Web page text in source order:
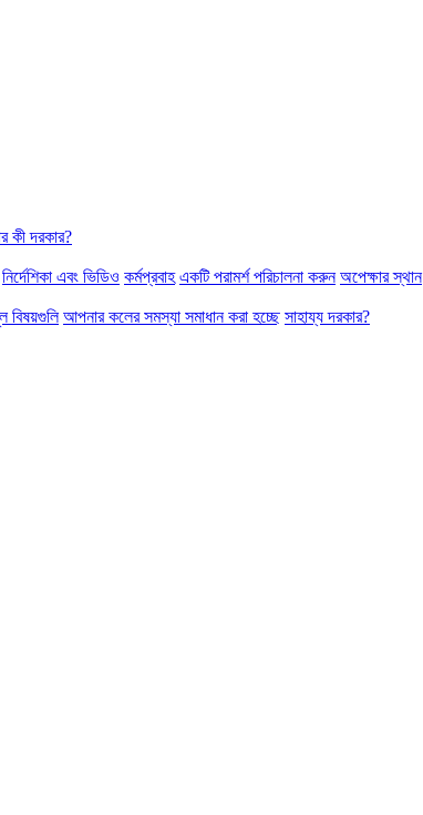
কী দরকার?
নির্দেশিকা এবং ভিডিও কর্মপ্রবাহ একটি পরামর্শ পরিচালনা করুন অপেক্ষার স্থান
বিষয়গুলি আপনার কলের সমস্যা সমাধান করা হচ্ছে সাহায্য দরকার?